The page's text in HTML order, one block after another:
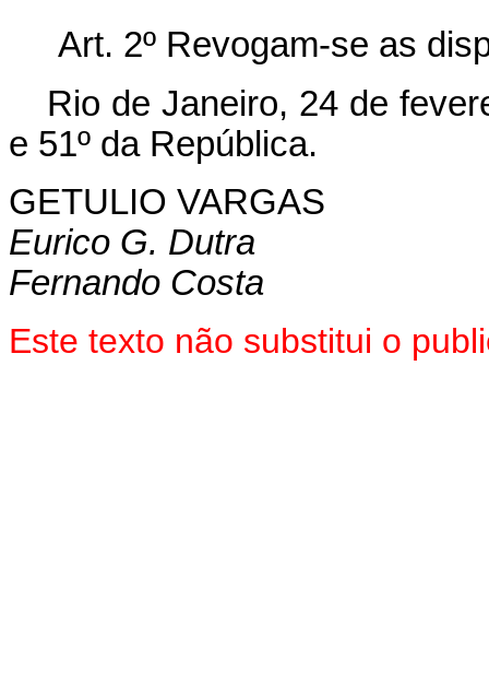
Art. 2º Revogam-se as
Rio de Janeiro, 24 de
e 51º da República.
GETULIO VARGAS
Eurico G. Dutra
Fernando Costa
Este texto não substitui o